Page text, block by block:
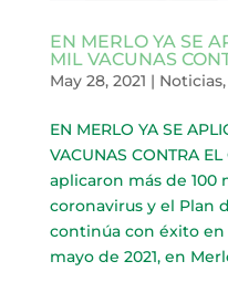
EN MERLO YA SE
MIL VACUNAS
May 28, 2021 | Noticias,
EN MERLO YA SE
VACUNAS CONTRA
aplicaron más de 100
coronavirus y el Plan
continúa con éxito en
mayo de 2021, en